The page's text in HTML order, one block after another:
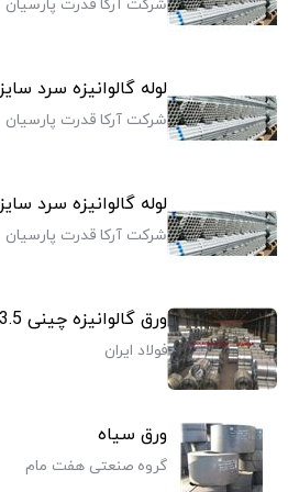
شرکت آرکا قدرت پارسیان
لوله گالوانیزه سرد سایز PG11
شرکت آرکا قدرت پارسیان
لوله گالوانیزه سرد سایز PG21
شرکت آرکا قدرت پارسیان
ورق گالوانیزه چینی 3.5
فولاد ایران
ورق سیاه
گروه صنعتی هفت مام